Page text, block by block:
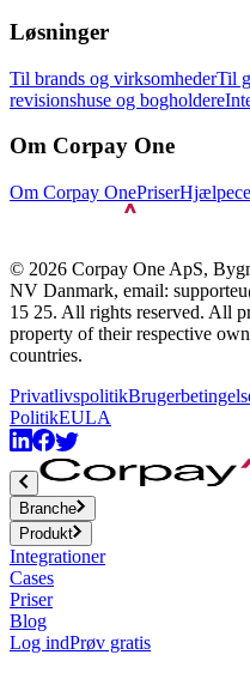
Løsninger
Til brands og virksomhederTil
revisionshuse og bogholdere
Om Corpay One
Om Corpay OnePriser
© 2026 Corpay One ApS,
NV Danmark, email:
15 25. All rights reserved. All
property of their respective
countries.
Privatlivspolitik
PolitikEULA
Branche
Produkt
Integrationer
Cases
Priser
Blog
Log indPrøv gratis